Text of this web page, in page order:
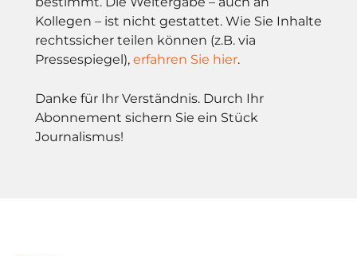
Kollegen – ist nicht gestattet. Wie Sie Inhalte
rechtssicher teilen können (z.B. via
Pressespiegel), erfahren Sie hier.
Danke für Ihr Verständnis. Durch Ihr
Abonnement sichern Sie ein Stück
Journalismus!